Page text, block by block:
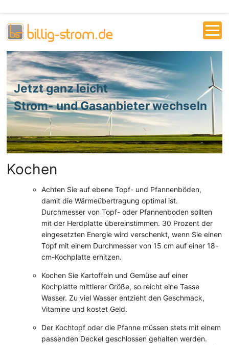
Jetzt ganz leicht
Strom- und Gasanbieter wechseln
Kochen
Achten Sie auf ebene Topf- und Pfannenböden,
damit die Wärmeübertragung optimal ist.
Durchmesser von Topf- oder Pfannenboden sollten
mit der Herdplatte übereinstimmen. 30 Prozent der
eingesetzten Energie wird verschenkt, wenn Sie einen
Topf mit einem Durchmesser von 15 cm auf einer 18-
cm-Kochplatte erhitzen.
Kochen Sie Kartoffeln und Gemüse auf einer
Kochplatte mittlerer Größe, so reicht eine Tasse
Wasser. Zu viel Wasser entzieht den Geschmack,
Vitamine und kostet Geld.
Der Kochtopf oder die Pfanne müssen stets mit einem
passenden Deckel geschlossen gehalten werden.